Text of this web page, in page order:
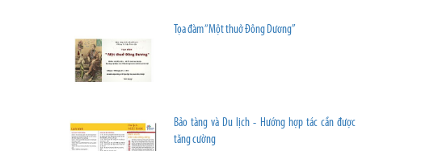
Tọa đàm “Một thuở Đông Dương”
Bảo tàng và Du lịch - Hướng hợp tác cần được
tăng cường